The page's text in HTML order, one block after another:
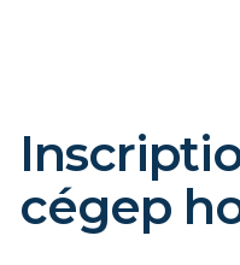
cégep